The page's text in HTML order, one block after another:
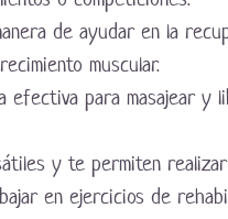
de ayudar en la
muscular.
efectiva para masajear
y te permiten
en ejercicios de